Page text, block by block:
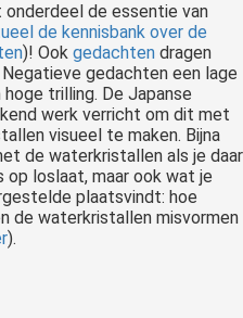
onderdeel de essentie van
de kennisbank over de
)! Ook gedachten dragen
gedachten een lage
trilling. De Japanse
werk verricht om dit met
visueel te maken. Bijna
de waterkristallen als je daar
loslaat, maar ook wat je
plaatsvindt: hoe
de waterkristallen misvormen
).